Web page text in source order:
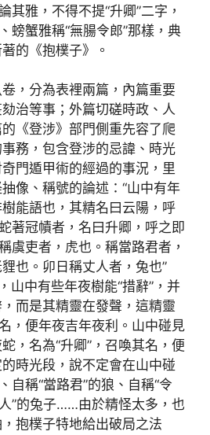
其雅，不得不提“升卿”二字，
螃蟹雅稱“無腸令郎”那樣，典
的《抱樸子》。
卷，分為表裡兩篇，內篇重要
治等事；外篇切磋時政、人
《登涉》部門側重先容了爬
務，包含登涉的忌諱、時光
門遁甲術的經過的事況，里
像、稱號的論述：“山中有年
能語也，其精名曰云陽，呼
著冠幘者，名曰升卿，呼之即
虞吏者，虎也。稱當路君者，
也。卯日稱丈人者，兔也”
中有些年夜樹能“措辭”，并
而是其精靈在發聲，這精靈
，便年夜吉年夜利。山中碰見
，名為“升卿”，召喚其名，便
時光段，說不定會在山中碰
自稱“當路君”的狼、自稱“令
”的兔子……由於精怪太多，也
抱樸子特地給出破局之法